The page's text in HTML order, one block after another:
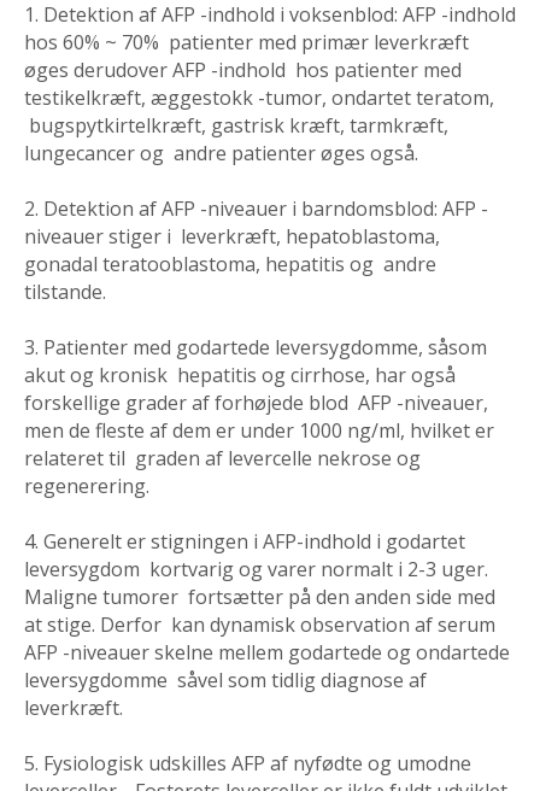
1. Detektion af AFP -indhold i voksenblod: AFP -indhold
hos 60% ~ 70% patienter med primær leverkræft
øges derudover AFP -indhold hos patienter med
testikelkræft, æggestokk -tumor, ondartet teratom,
bugspytkirtelkræft, gastrisk kræft, tarmkræft,
lungecancer og andre patienter øges også.
2. Detektion af AFP -niveauer i barndomsblod: AFP -
niveauer stiger i leverkræft, hepatoblastoma,
gonadal teratooblastoma, hepatitis og andre
tilstande.
3. Patienter med godartede leversygdomme, såsom
akut og kronisk hepatitis og cirrhose, har også
forskellige grader af forhøjede blod AFP -niveauer,
men de fleste af dem er under 1000 ng/ml, hvilket er
relateret til graden af levercelle nekrose og
regenerering.
4. Generelt er stigningen i AFP-indhold i godartet
leversygdom kortvarig og varer normalt i 2-3 uger.
Maligne tumorer fortsætter på den anden side med
at stige. Derfor kan dynamisk observation af serum
AFP -niveauer skelne mellem godartede og ondartede
leversygdomme såvel som tidlig diagnose af
leverkræft.
5. Fysiologisk udskilles AFP af nyfødte og umodne